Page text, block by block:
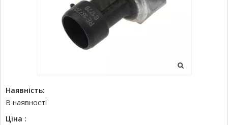
Наявність:
В наявності
Ціна :